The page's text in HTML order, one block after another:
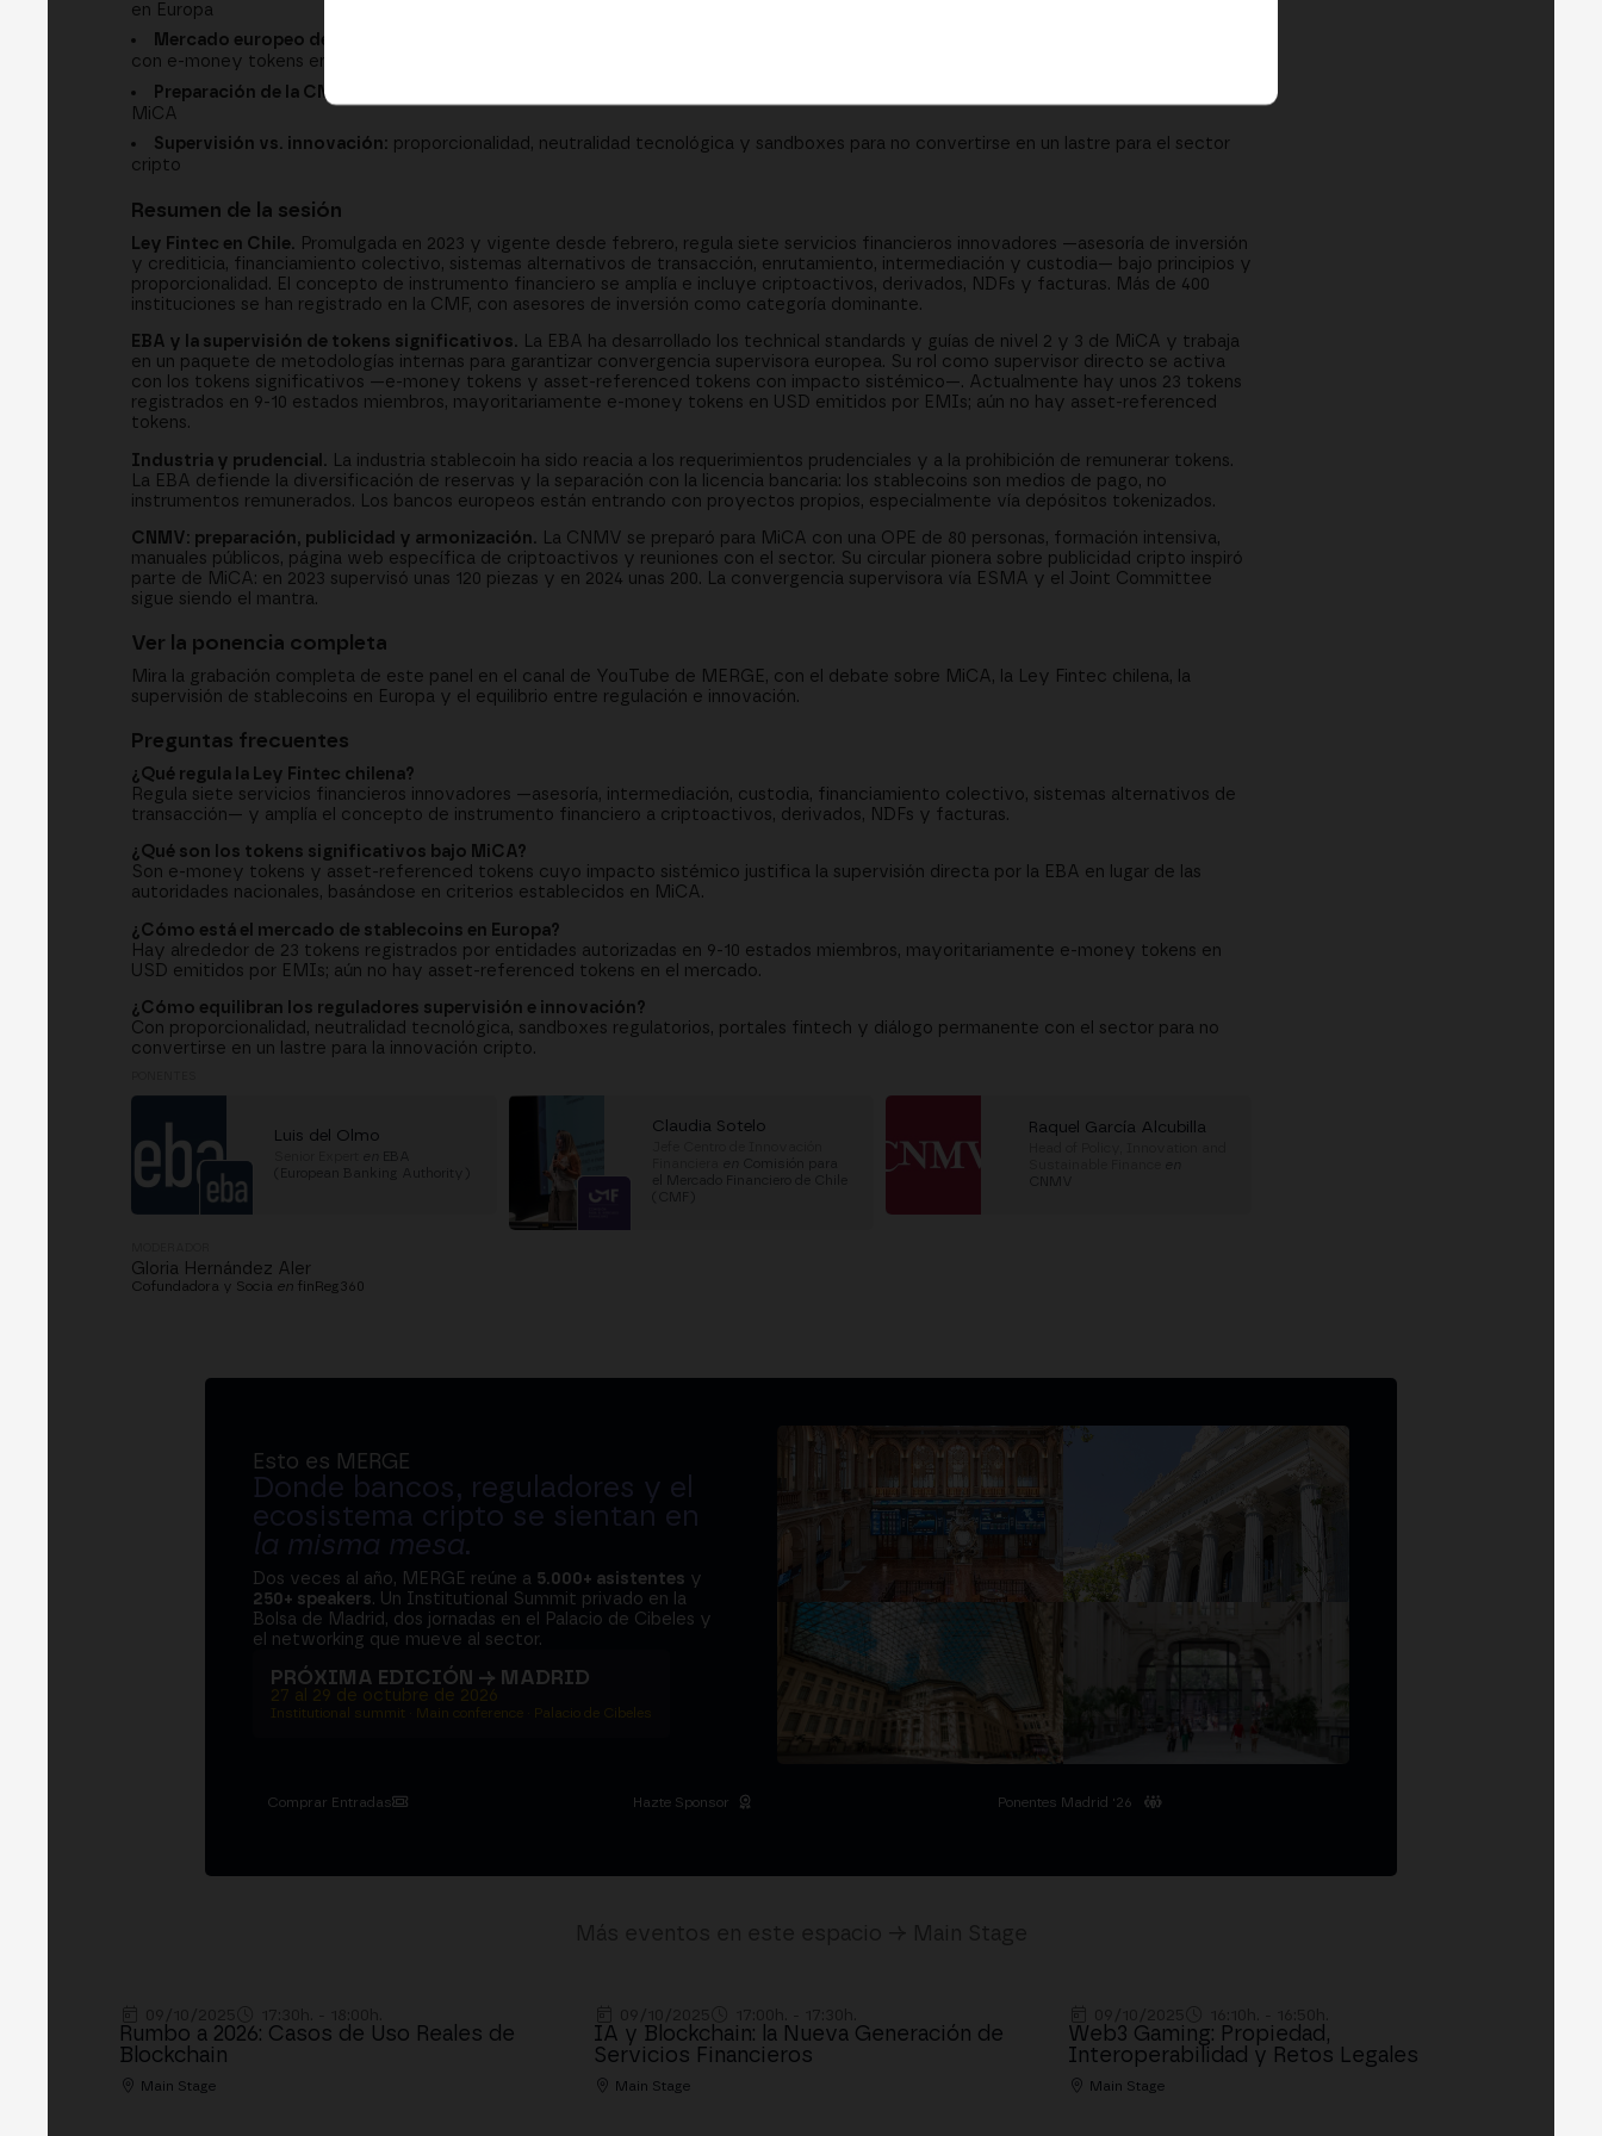
en Europa
Mercado europeo de stablecoins:
con e-money tokens en USD
Preparación de la CNMV:
MiCA
Supervisión vs. innovación: proporcionalidad, neutralidad tecnológica y sandboxes para no convertirse en un lastre para el sector
cripto
Resumen de la sesión
Ley Fintec en Chile. Promulgada en 2023 y vigente desde febrero, regula siete servicios financieros innovadores —asesoría de inversión
y crediticia, financiamiento colectivo, sistemas alternativos de transacción, enrutamiento, intermediación y custodia— bajo principios y
proporcionalidad. El concepto de instrumento financiero se amplía e incluye criptoactivos, derivados, NDFs y facturas. Más de 400
instituciones se han registrado en la CMF, con asesores de inversión como categoría dominante.
EBA y la supervisión de tokens significativos. La EBA ha desarrollado los technical standards y guías de nivel 2 y 3 de MiCA y trabaja
en un paquete de metodologías internas para garantizar convergencia supervisora europea. Su rol como supervisor directo se activa
con los tokens significativos —e-money tokens y asset-referenced tokens con impacto sistémico—. Actualmente hay unos 23 tokens
registrados en 9-10 estados miembros, mayoritariamente e-money tokens en USD emitidos por EMIs; aún no hay asset-referenced
tokens.
Industria y prudencial.
La industria stablecoin ha sido reacia a los requerimientos prudenciales y a la prohibición de remunerar tokens.
La EBA defiende la diversificación de reservas y la separación con la licencia bancaria: los stablecoins son medios de pago, no
instrumentos remunerados. Los bancos europeos están entrando con proyectos propios, especialmente vía depósitos tokenizados.
CNMV: preparación, publicidad y armonización.
La CNMV se preparó para MiCA con una OPE de 80 personas, formación intensiva,
manuales públicos, página web específica de criptoactivos y reuniones con el sector. Su circular pionera sobre publicidad cripto inspiró
parte de MiCA: en 2023 supervisó unas 120 piezas y en 2024 unas 200. La convergencia supervisora vía ESMA y el Joint Committee
sigue siendo el mantra.
Ver la ponencia completa
Mira la grabación completa de este panel en el canal de YouTube de MERGE, con el debate sobre MiCA, la Ley Fintec chilena, la
supervisión de stablecoins en Europa y el equilibrio entre regulación e innovación.
Preguntas frecuentes
¿Qué regula la Ley Fintec chilena?
Regula siete servicios financieros innovadores —asesoría, intermediación, custodia, financiamiento colectivo, sistemas alternativos de
transacción— y amplía el concepto de instrumento financiero a criptoactivos, derivados, NDFs y facturas.
¿Qué son los tokens significativos bajo MiCA?
Son e-money tokens y asset-referenced tokens cuyo impacto sistémico justifica la supervisión directa por la EBA en lugar de las
autoridades nacionales, basándose en criterios establecidos en MiCA.
¿Cómo está el mercado de stablecoins en Europa?
Hay alrededor de 23 tokens registrados por entidades autorizadas en 9-10 estados miembros, mayoritariamente e-money tokens en
USD emitidos por EMIs; aún no hay asset-referenced tokens en el mercado.
¿Cómo equilibran los reguladores supervisión e innovación?
Con proporcionalidad, neutralidad tecnológica, sandboxes regulatorios, portales fintech y diálogo permanente con el sector para no
convertirse en un lastre para la innovación cripto.
Luis del Olmo
(European Banking Authority)
Claudia Sotelo
Comisión para
Raquel García Alcubilla
Gloria Hernández Aler
Cofundadora y Socia en finReg360
Esto es MERGE
Donde bancos, reguladores y el
ecosistema cripto se sientan en
la misma mesa.
Dos veces al año, MERGE reúne a 5.000+ asistentes y
250+ speakers. Un Institutional Summit privado en la
Bolsa de Madrid, dos jornadas en el Palacio de Cibeles y
el networking que mueve al sector.
PRÓXIMA EDICIÓN → MADRID
27 al 29 de octubre de 2026
Institutional summit · Main conference · Palacio de Cibeles
Comprar Entradas Hazte Sponsor Ponentes Madrid '26
Rumbo a 2026: Casos de Uso Reales de
Blockchain
Main Stage
IA y Blockchain: la Nueva Generación de
Servicios Financieros
Main Stage
Web3 Gaming: Propiedad,
Interoperabilidad y Retos Legales
Main Stage